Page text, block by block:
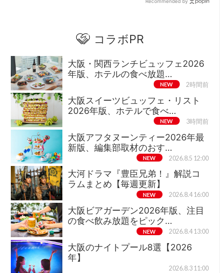
コラボPR
大阪・関西ランチビュッフェ2026
年版、ホテルの食べ放題…
NEW 2時間前
大阪スイーツビュッフェ・リスト
2026年版、ホテルで食べ…
NEW 3時間前
大阪アフタヌーンティー2026年最
新版、編集部取材のおす…
NEW 2026.8.5 12:00
大河ドラマ『豊臣兄弟！』解説コ
ラムまとめ【毎週更新】
NEW 2026.8.4 16:00
大阪ビアガーデン2026年版、注目
の食べ飲み放題をピック…
NEW 2026.8.4 13:00
大阪のナイトプール8選【2026
年】
2026.8.3 11:00